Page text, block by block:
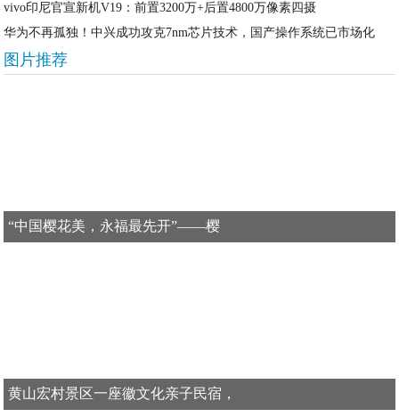
vivo印尼官宣新机V19：前置3200万+后置4800万像素四摄
华为不再孤独！中兴成功攻克7nm芯片技术，国产操作系统已市场化
图片推荐
“中国樱花美，永福最先开”——樱
黄山宏村景区一座徽文化亲子民宿，